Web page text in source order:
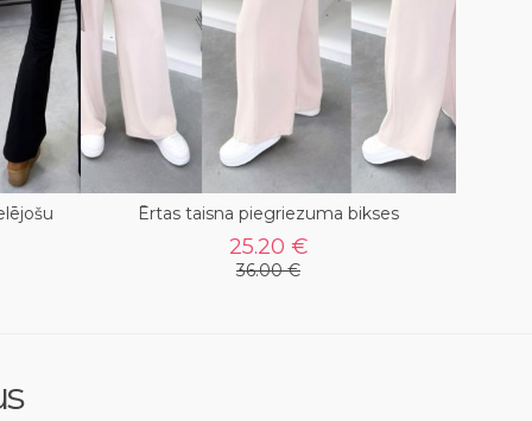
Ērtas taisna piegriezuma bikses
25.20 €
36.00 €